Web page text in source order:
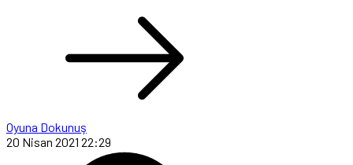
Oyuna Dokunuş
20 Nisan 2021 22:29